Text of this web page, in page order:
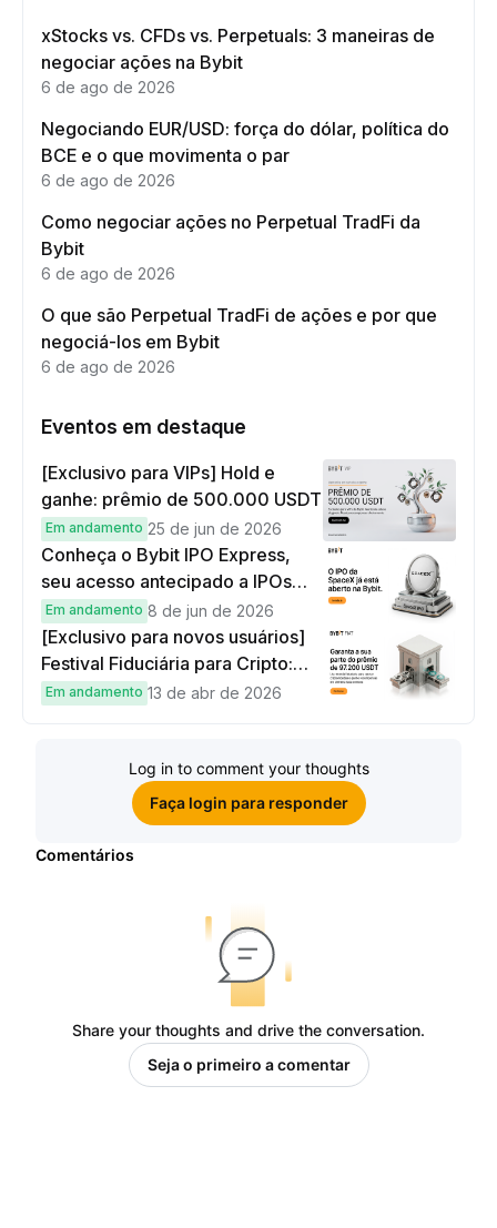
xStocks vs. CFDs vs. Perpetuals: 3 maneiras de
negociar ações na Bybit
6 de ago de 2026
Negociando EUR/USD: força do dólar, política do
BCE e o que movimenta o par
6 de ago de 2026
Como negociar ações no Perpetual TradFi da
Bybit
6 de ago de 2026
O que são Perpetual TradFi de ações e por que
negociá-los em Bybit
6 de ago de 2026
Eventos em destaque
[Exclusivo para VIPs] Hold e
ganhe: prêmio de 500.000 USDT
Em andamento 25 de jun de 2026
Conheça o Bybit IPO Express,
seu acesso antecipado a IPOs
globais
Em andamento 8 de jun de 2026
[Exclusivo para novos usuários]
Festival Fiduciária para Cripto:
complete tarefas simples e
Em andamento 13 de abr de 2026
Log in to comment your thoughts
Faça login para responder
Comentários
Share your thoughts and drive the conversation.
Seja o primeiro a comentar